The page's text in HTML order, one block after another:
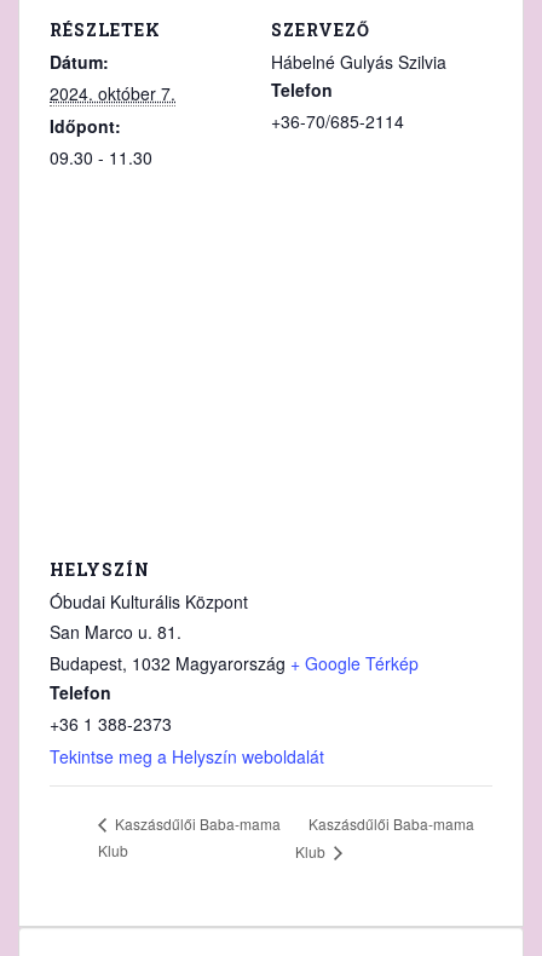
RÉSZLETEK
Dátum:
2024. október 7.
Időpont:
09.30 - 11.30
SZERVEZŐ
Hábelné Gulyás Szilvia
Telefon
+36-70/685-2114
HELYSZÍN
Óbudai Kulturális Központ
San Marco u. 81.
Budapest, 1032 Magyarország + Google Térkép
Telefon
+36 1 388‑2373
Tekintse meg a Helyszín weboldalát
Kaszásdűlői Baba-mama
Klub
Kaszásdűlői Baba-mama
Klub